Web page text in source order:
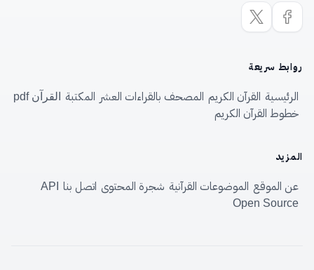
روابط سريعة
الرئيسية القرآن الكريم المصحف بالقراءات العشر المكتبة القرآن pdf
خطوط القرآن الكريم
المزيد
عن الموقع الموضوعات القرآنية شجرة المحتوى اتصل بنا
API
Open Source